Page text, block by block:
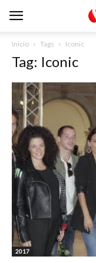
Inicio Tags Iconic
Tag: Iconic
2017